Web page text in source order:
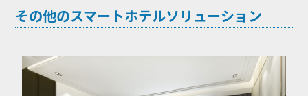
その他のスマートホテルソリューション